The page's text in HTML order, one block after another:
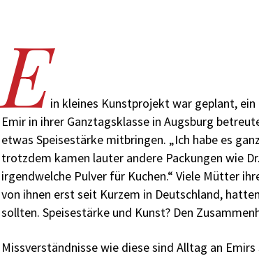
Ein kleines Kunstprojekt war geplant,
Emir in ihrer Ganztagsklasse in Augsburg
etwas Speisestärke mitbringen. „Ich habe es
trotzdem kamen lauter andere Packungen wie
irgendwelche Pulver für Kuchen.“ Viele Mütter
von ihnen erst seit Kurzem in Deutschland,
sollten. Speisestärke und Kunst? Den
Missverständnisse wie diese sind Alltag an